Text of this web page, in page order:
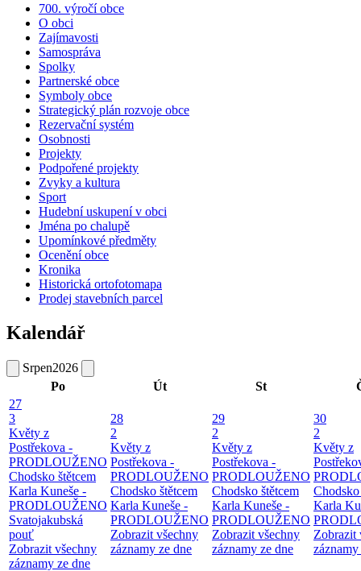
700. výročí obce
O obci
Zajímavosti
Samospráva
Spolky
Partnerské obce
Symboly obce
Strategický plán rozvoje obce
Rezervační systém
Osobnosti
Projekty
Podpořené projekty
Zvyky a kultura
Sport
Hudební uskupení v obci
Jména po chalupě
Upomínkové předměty
Ocenění obce
Kronika
Historická ortofotomapa
Prodej stavebních parcel
Kalendář
Srpen2026
Po
Út St
27
3
Květy z
Postřekova -
PRODLOUŽENO
Chodsko štětcem
Karla Kuneše -
PRODLOUŽENO
Svatojakubská
pouť
Zobrazit všechny
záznamy ze dne
28
2
Květy z
Postřekova -
PRODLOUŽENO
Chodsko štětcem
Karla Kuneše -
PRODLOUŽENO
Zobrazit všechny
záznamy ze dne
29
2
Květy z
Postřekova -
PRODLOUŽENO
Chodsko štětcem
Karla Kuneše -
PRODLOUŽENO
Zobrazit všechny
záznamy ze dne
30
2
Květy z
Chodsko
Karla
Zobrazit